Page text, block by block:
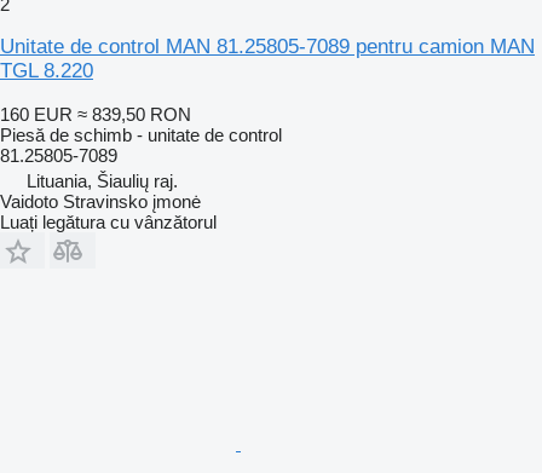
2
Unitate de control MAN 81.25805-7089 pentru camion MAN
TGL 8.220
160 EUR ≈ 839,50 RON
Piesă de schimb - unitate de control
81.25805-7089
Lituania, Šiaulių raj.
Vaidoto Stravinsko įmonė
Luați legătura cu vânzătorul